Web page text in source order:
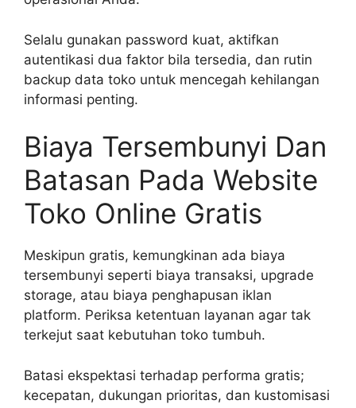
Selalu gunakan password kuat, aktifkan
autentikasi dua faktor bila tersedia, dan rutin
backup data toko untuk mencegah kehilangan
informasi penting.
Biaya Tersembunyi Dan
Batasan Pada Website
Toko Online Gratis
Meskipun gratis, kemungkinan ada biaya
tersembunyi seperti biaya transaksi, upgrade
storage, atau biaya penghapusan iklan
platform. Periksa ketentuan layanan agar tak
terkejut saat kebutuhan toko tumbuh.
Batasi ekspektasi terhadap performa gratis;
kecepatan, dukungan prioritas, dan kustomisasi